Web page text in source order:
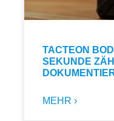
TACTEON
SEKUNDE
MEHR ›